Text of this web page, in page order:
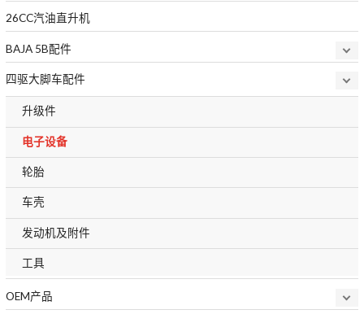
26CC汽油直升机
BAJA 5B配件
四驱大脚车配件
升级件
电子设备
轮胎
车壳
发动机及附件
工具
OEM产品